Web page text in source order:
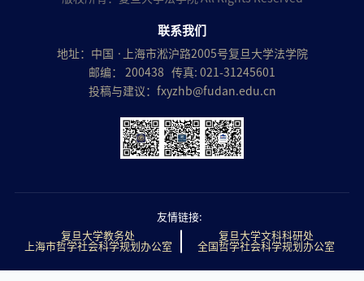
联系我们
地址：中国 ·上海市淞沪路2005号复旦大学法学院
邮编： 200438 传真: 021-31245601
投稿与建议： fxyzhb@fudan.edu.cn
友情链接:
复旦大学教务处
复旦大学文科科研处
上海市哲学社会科学规划办公室
全国哲学社会科学规划办公室